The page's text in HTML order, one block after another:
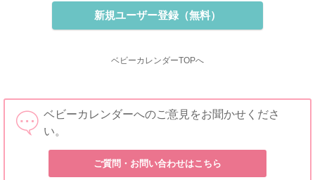
新規ユーザー登録（無料）
ベビーカレンダーTOPへ
ベビーカレンダーへのご意見をお聞かせくださ
い。
ご質問・お問い合わせはこちら